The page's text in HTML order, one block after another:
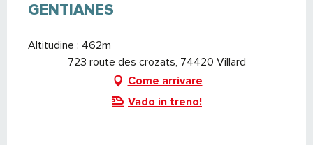
GENTIANES
Altitudine : 462m
723 route des crozats, 74420 Villard
Come arrivare
Vado in treno!